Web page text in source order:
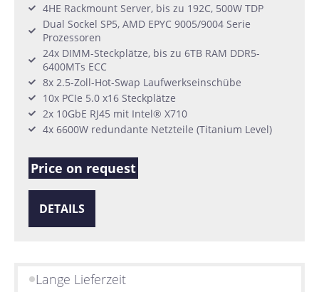
4HE Rackmount Server, bis zu 192C, 500W TDP
Dual Sockel SP5, AMD EPYC 9005/9004 Serie
Prozessoren
24x DIMM-Steckplätze, bis zu 6TB RAM DDR5-
6400MTs ECC
8x 2.5-Zoll-Hot-Swap Laufwerkseinschübe
10x PCIe 5.0 x16 Steckplätze
2x 10GbE RJ45 mit Intel® X710
4x 6600W redundante Netzteile (Titanium Level)
Price on request
DETAILS
Lange Lieferzeit